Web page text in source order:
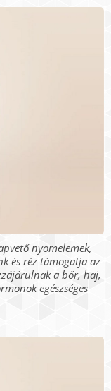
nyomelemek,
és réz támogatja az
a bőr, haj,
egészséges